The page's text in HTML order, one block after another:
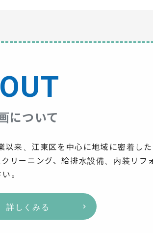
について
以来、江東区を中心に地域に密着し
リーニング、給排水設備、内装リフ
。
詳しくみる